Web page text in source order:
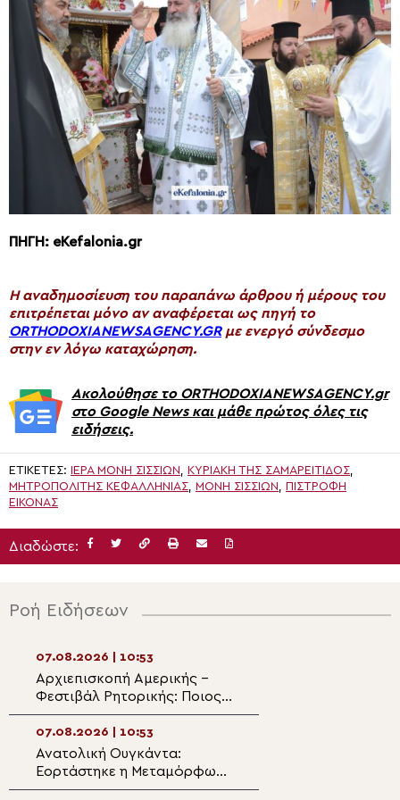
ΠΗΓΗ: eKefalonia.gr
H αναδημοσίευση του παραπάνω άρθρου ή μέρους του
επιτρέπεται μόνο αν αναφέρεται ως πηγή το
ORTHODOXIANEWSAGENCY.GRμε ενεργό σύνδεσμο
στην εν λόγω καταχώρηση.
Ακολούθησε το ORTHODOXIANEWSAGENCY.gr
στο Google News και μάθε πρώτος όλες τις
ειδήσεις.
ΕΤΙΚΈΤΕΣ: ΙΕΡΆ ΜΟΝΉ ΣΙΣΣΊΩΝ, ΚΥΡΙΑΚΉ ΤΗΣ ΣΑΜΑΡΕΊΤΙΔΟΣ,
ΜΗΤΡΟΠΟΛΙΤΗΣ ΚΕΦΑΛΛΗΝΙΑΣ, ΜΟΝΉ ΣΙΣΣΊΩΝ, ΠΙΣΤΡΟΦΉ
ΕΙΚΌΝΑΣ
Διαδώστε:
Ροή Ειδήσεων
07.08.2026 | 10:53
Αρχιεπισκοπή Αμερικής –
Φεστιβάλ Ρητορικής: Ποιος
είναι ο φετινός νικητής
07.08.2026 | 10:53
Ανατολική Ουγκάντα:
Εορτάστηκε η Μεταμόρφωση
στο «χωριό των Λαρισαίων»